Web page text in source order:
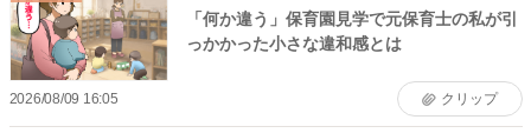
「何か違う」保育園見学で元保育士の私が引
っかかった小さな違和感とは
2026/08/09 16:05 クリップ